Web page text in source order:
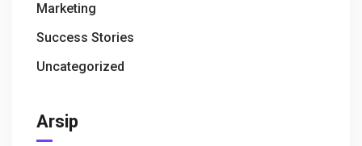
Marketing
Success Stories
Uncategorized
Arsip